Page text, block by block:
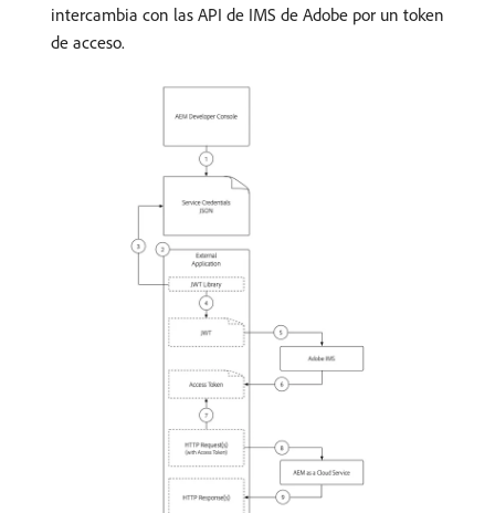
intercambia con las API de IMS de Adobe por un token
de acceso.